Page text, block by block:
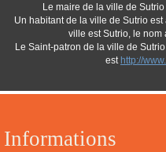
Informations
Le maire de la ville de
Un habitant de la ville de Sutrio
ville est Sutrio, le
Le Saint-patron de la ville de
est http://